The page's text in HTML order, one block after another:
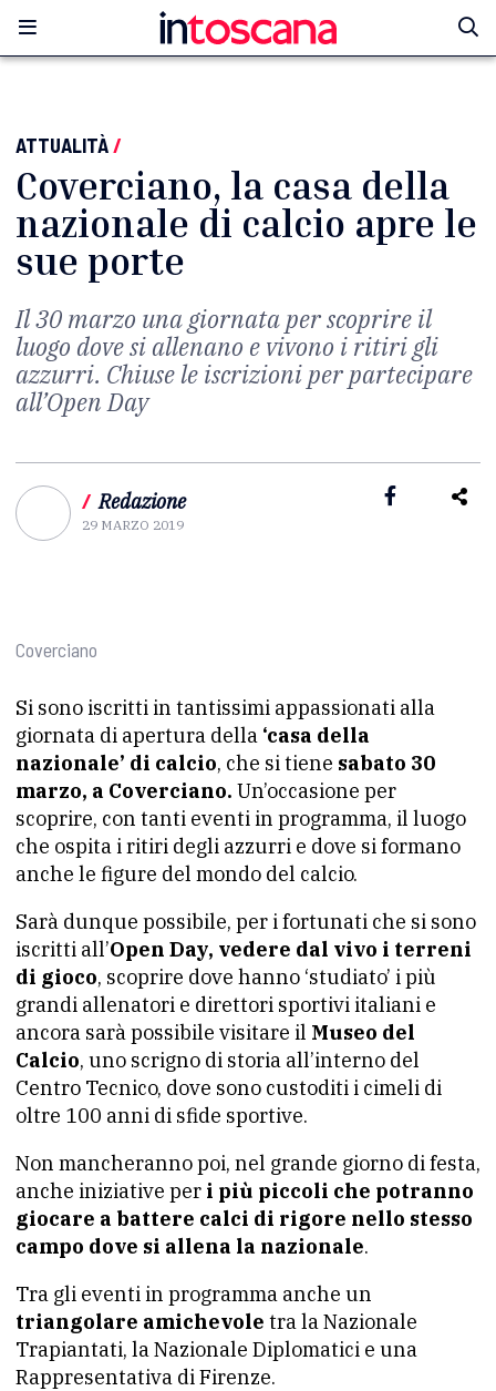
ATTUALITÀ/
Coverciano, la casa della
nazionale di calcio apre le
sue porte
Il 30 marzo una giornata per scoprire il
luogo dove si allenano e vivono i ritiri gli
azzurri. Chiuse le iscrizioni per partecipare
all’Open Day
/ Redazione
29 MARZO 2019
Coverciano
Si sono iscritti in tantissimi appassionati alla
giornata di apertura della ‘casa della
nazionale’ di calcio, che si tiene sabato 30
marzo, a Coverciano. Un’occasione per
scoprire, con tanti eventi in programma, il luogo
che ospita i ritiri degli azzurri e dove si formano
anche le figure del mondo del calcio.
Sarà dunque possibile, per i fortunati che si sono
iscritti all’Open Day, vedere dal vivo i terreni
di gioco, scoprire dove hanno ‘studiato’ i più
grandi allenatori e direttori sportivi italiani e
ancora sarà possibile visitare il Museo del
Calcio, uno scrigno di storia all’interno del
Centro Tecnico, dove sono custoditi i cimeli di
oltre 100 anni di sfide sportive.
Non mancheranno poi, nel grande giorno di festa,
anche iniziative per i più piccoli che potranno
giocare a battere calci di rigore nello stesso
campo dove si allena la nazionale.
Tra gli eventi in programma anche un
triangolare amichevole tra la Nazionale
Trapiantati, la Nazionale Diplomatici e una
Rappresentativa di Firenze.